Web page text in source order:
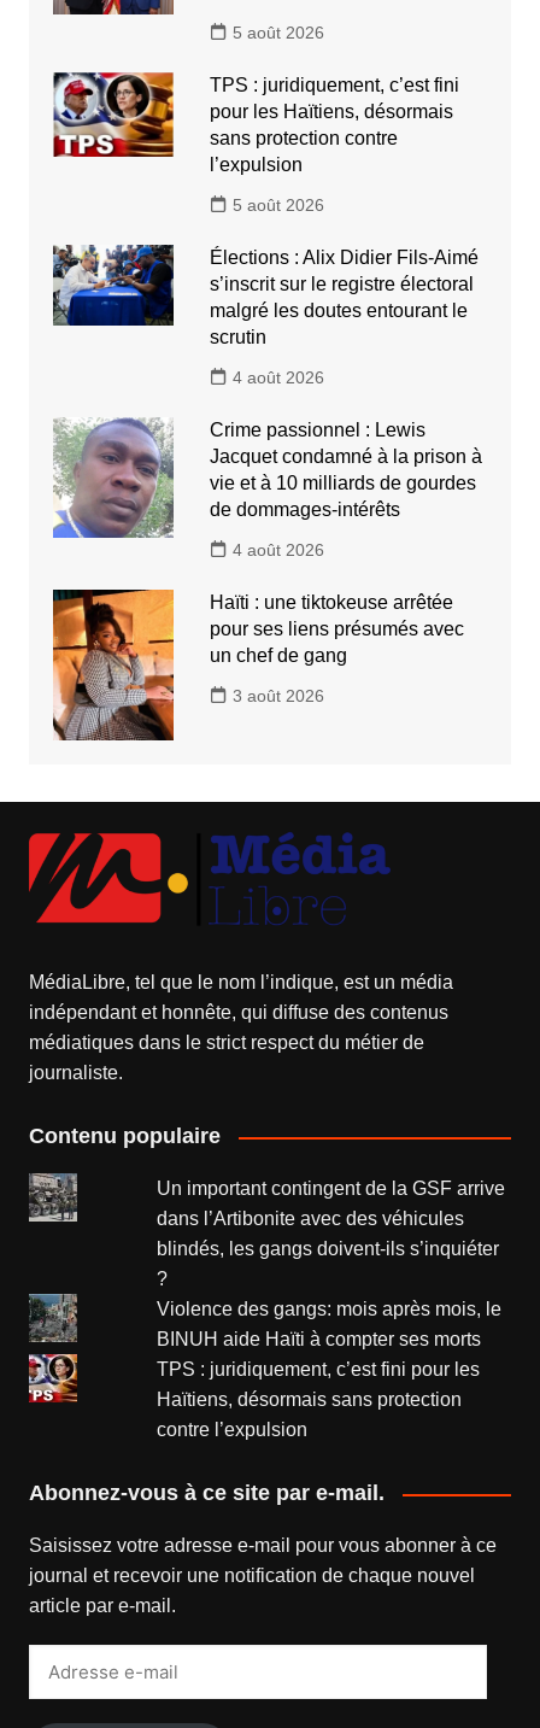
5 août 2026
TPS : juridiquement, c’est fini
pour les Haïtiens, désormais
sans protection contre
l’expulsion
5 août 2026
Élections : Alix Didier Fils-Aimé
s’inscrit sur le registre électoral
malgré les doutes entourant le
scrutin
4 août 2026
Crime passionnel : Lewis
Jacquet condamné à la prison à
vie et à 10 milliards de gourdes
de dommages-intérêts
4 août 2026
Haïti : une tiktokeuse arrêtée
pour ses liens présumés avec
un chef de gang
3 août 2026
MédiaLibre, tel que le nom l’indique, est un média
indépendant et honnête, qui diffuse des contenus
médiatiques dans le strict respect du métier de
journaliste.
Contenu populaire
Un important contingent de la GSF arrive
dans l’Artibonite avec des véhicules
blindés, les gangs doivent-ils s’inquiéter
?
Violence des gangs: mois après mois, le
BINUH aide Haïti à compter ses morts
TPS : juridiquement, c’est fini pour les
Haïtiens, désormais sans protection
contre l’expulsion
Abonnez-vous à ce site par e-mail.
Saisissez votre adresse e-mail pour vous abonner à ce
journal et recevoir une notification de chaque nouvel
article par e-mail.